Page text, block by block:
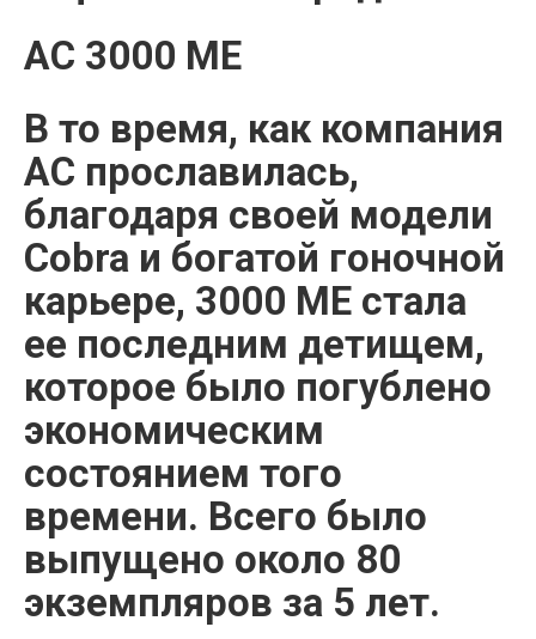
AC 3000 ME
В то время, как компания
АС прославилась,
благодаря своей модели
Cobra и богатой гоночной
карьере, 3000 МЕ стала
ее последним детищем,
которое было погублено
экономическим
состоянием того
времени. Всего было
выпущено около 80
экземпляров за 5 лет.